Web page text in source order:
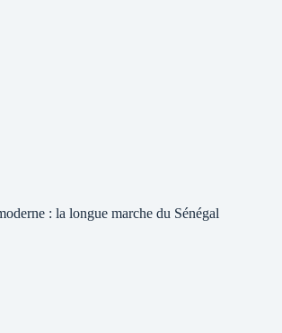
: la longue marche du Sénégal